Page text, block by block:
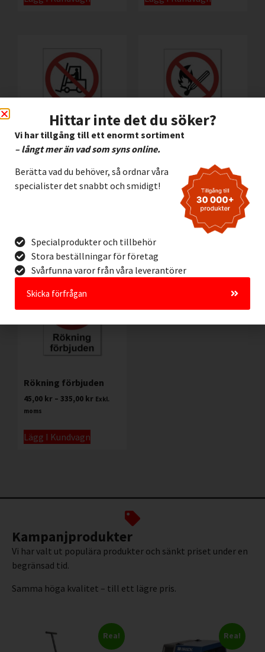
Förbjudet för
arbetsfordon
45,00kr– 335,00kr Exkl.
Rökning och öppen
eld förbjuden
45,00 335,00
Lägg I Kundvagn
Rökning förbjuden
45,00 kr – 335,00 kr Exkl.
moms
Lägg I Kundvagn
Kampanjprodukter
Vi har valt ut populära produkter och sänkt priset under en
begränsad tid.
Samma höga kvalitet – till ett lägre pris.
Rea! Rea!
Hittar inte det du söker?
Vi har tillgång till ett enormt sortiment
– långt mer än vad som syns online.
Berätta vad du behöver, så ordnar våra
specialister det snabbt och smidigt!
Specialprodukter och tillbehör
Stora beställningar för företag
Svårfunna varor från våra leverantörer
Skicka förfrågan